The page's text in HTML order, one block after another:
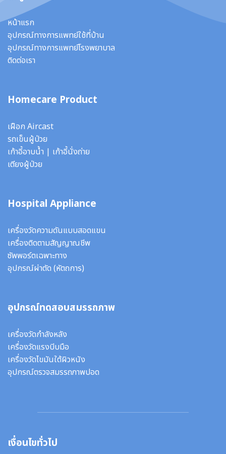
หน้าแรก
อุปกรณ์ทางการแพทย์ใช้ที่บ้าน
อุปกรณ์ทางการแพทย์โรงพยาบาล
ติดต่อเรา
Homecare Product
เฝือก Aircast
รถเข็นผู้ป่วย
เก้าอี้อาบน้ำ | เก้าอี้นั่งถ่าย
เตียงผู้ป่วย
Hospital Appliance
เครื่องวัดความดันแบบสอดแขน
เครื่องติดตามสัญญาณชีพ
ซัพพอร์ตเฉพาะทาง
อุปกรณ์ผ่าตัด (หัตถการ)
อุปกรณ์ทดสอบสมรรถภาพ
เครื่องวัดกำลังหลัง
เครื่องวัดแรงบีบมือ
เครื่องวัดไขมันใต้ผิวหนัง
อุปกรณ์ตรวจสมรรถภาพปอด
เงื่อนไขทั่วไป